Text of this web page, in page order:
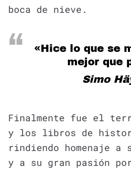
boca de nieve.
«Hice lo que se
mejor que
Simo
Finalmente fue el
y los libros de
rindiendo homenaje a
y a su gran pasión